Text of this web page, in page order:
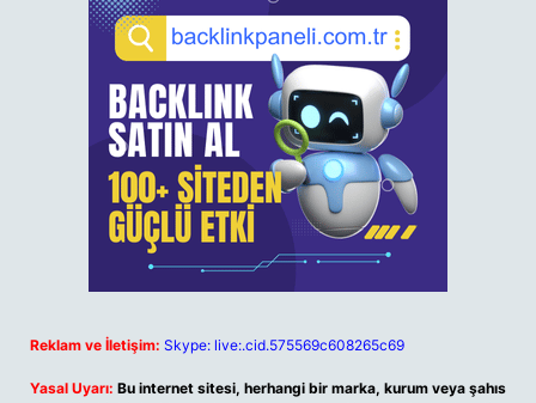
Reklam ve İletişim: Skype: live:.cid.575569c608265c69
Yasal Uyarı: Bu internet sitesi, herhangi bir marka, kurum veya şahıs